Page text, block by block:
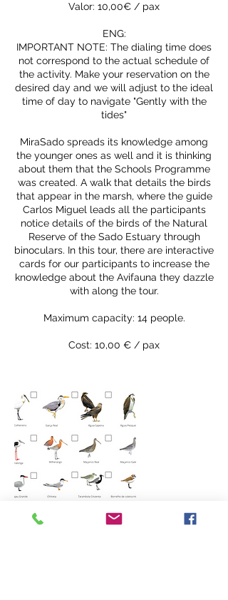
Valor: 10,00€ / pax
ENG:
IMPORTANT NOTE: The dialing time does
not correspond to the actual schedule of
the activity. Make your reservation on the
desired day and we will adjust to the ideal
time of day to navigate "Gently with the
tides"
MiraSado spreads its knowledge among
the younger ones as well and it is thinking
about them that the Schools Programme
was created. A walk that details the birds
that appear in the marsh, where the guide
Carlos Miguel leads all the participants
notice details of the birds of the Natural
Reserve of the Sado Estuary through
binoculars. In this tour, there are interactive
cards for our participants to increase the
knowledge about the Avifauna they dazzle
with along the tour.
Maximum capacity: 14 people.
Cost: 10,00 € / pax